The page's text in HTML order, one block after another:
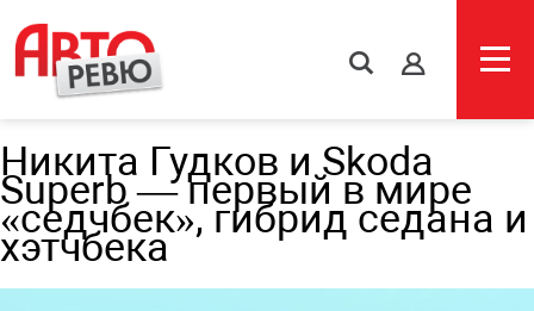
s
Никита Гудков и Skoda
Superb — первый в мире
«седчбек», гибрид седана и
хэтчбека